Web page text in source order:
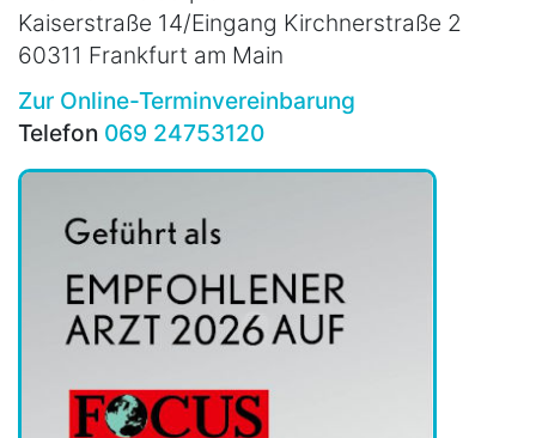
Kaiserstraße 14/Eingang Kirchnerstraße 2
60311 Frankfurt am Main
Zur Online-Terminvereinbarung
Telefon 069 24753120